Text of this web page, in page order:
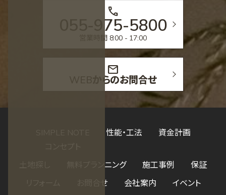
call
055-975-5800
営業時間 8:00 - 17:00
mail
WEBからのお問合せ
性能・工法 資金計画
無料プランニング 施工事例
保証
お問合せ 会社案内
イベント